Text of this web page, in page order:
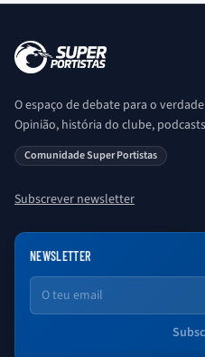
O espaço de debate para o
Opinião, história do clube,
saber sobre o universo Porto. Ser
Comunidade Super Portistas
Subscrever newsletter
NEWSLETTER
Email